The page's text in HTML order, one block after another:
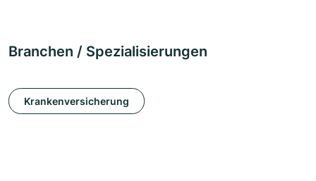
Branchen / Spezialisierungen
Krankenversicherung